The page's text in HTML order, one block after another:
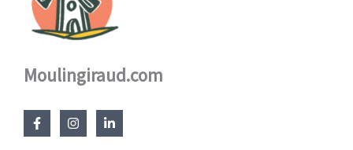
Moulingiraud.com